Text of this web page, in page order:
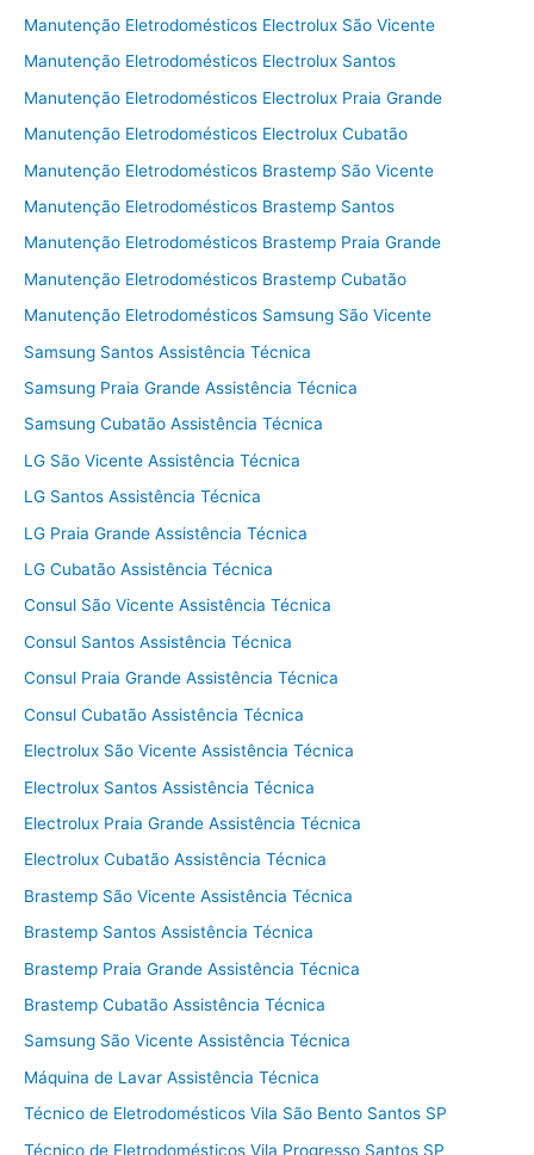
Manutenção Eletrodomésticos Electrolux São Vicente
Manutenção Eletrodomésticos Electrolux Santos
Manutenção Eletrodomésticos Electrolux Praia Grande
Manutenção Eletrodomésticos Electrolux Cubatão
Manutenção Eletrodomésticos Brastemp São Vicente
Manutenção Eletrodomésticos Brastemp Santos
Manutenção Eletrodomésticos Brastemp Praia Grande
Manutenção Eletrodomésticos Brastemp Cubatão
Manutenção Eletrodomésticos Samsung São Vicente
Samsung Santos Assistência Técnica
Samsung Praia Grande Assistência Técnica
Samsung Cubatão Assistência Técnica
LG São Vicente Assistência Técnica
LG Santos Assistência Técnica
LG Praia Grande Assistência Técnica
LG Cubatão Assistência Técnica
Consul São Vicente Assistência Técnica
Consul Santos Assistência Técnica
Consul Praia Grande Assistência Técnica
Consul Cubatão Assistência Técnica
Electrolux São Vicente Assistência Técnica
Electrolux Santos Assistência Técnica
Electrolux Praia Grande Assistência Técnica
Electrolux Cubatão Assistência Técnica
Brastemp São Vicente Assistência Técnica
Brastemp Santos Assistência Técnica
Brastemp Praia Grande Assistência Técnica
Brastemp Cubatão Assistência Técnica
Samsung São Vicente Assistência Técnica
Máquina de Lavar Assistência Técnica
Técnico de Eletrodomésticos Vila São Bento Santos SP
Técnico de Eletrodomésticos Vila Progresso Santos SP